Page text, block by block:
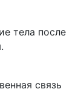
тела после
связь